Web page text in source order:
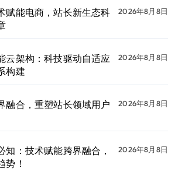
赋能电商，站长新生态科
2026年8月8日
云架构：科技驱动自适应
构建
2026年8月8日
融合，重塑站长领域用户
2026年8月8日
知：技术赋能跨界融合，
势！
2026年8月8日